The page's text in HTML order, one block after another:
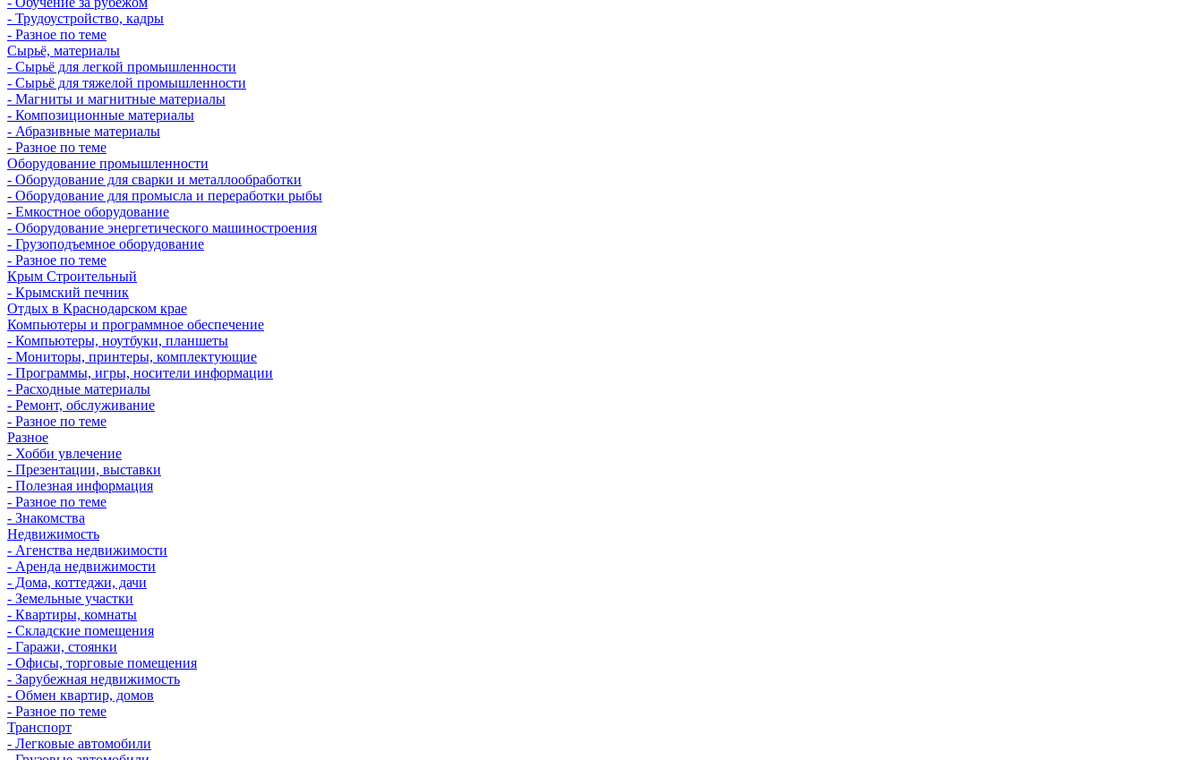
- Трудоустройство, кадры
- Разное по теме
Сырьё, материалы
- Сырьё для легкой промышленности
- Сырьё для тяжелой промышленности
- Магниты и магнитные материалы
- Композиционные материалы
- Абразивные материалы
- Разное по теме
Оборудование промышленности
- Оборудование для сварки и металлообработки
- Оборудование для промысла и переработки рыбы
- Емкостное оборудование
- Оборудование энергетического машиностроения
- Грузоподъемное оборудование
- Разное по теме
Крым Строительный
- Крымский печник
Отдых в Краснодарском крае
Компьютеры и программное обеспечение
- Компьютеры, ноутбуки, планшеты
- Мониторы, принтеры, комплектующие
- Программы, игры, носители информации
- Расходные материалы
- Ремонт, обслуживание
- Разное по теме
Разное
- Хобби увлечение
- Презентации, выставки
- Полезная информация
- Разное по теме
- Знакомства
Недвижимость
- Агенства недвижимости
- Аренда недвижимости
- Дома, коттеджи, дачи
- Земельные участки
- Квартиры, комнаты
- Складские помещения
- Гаражи, стоянки
- Офисы, торговые помещения
- Зарубежная недвижимость
- Обмен квартир, домов
- Разное по теме
Транспорт
- Легковые автомобили